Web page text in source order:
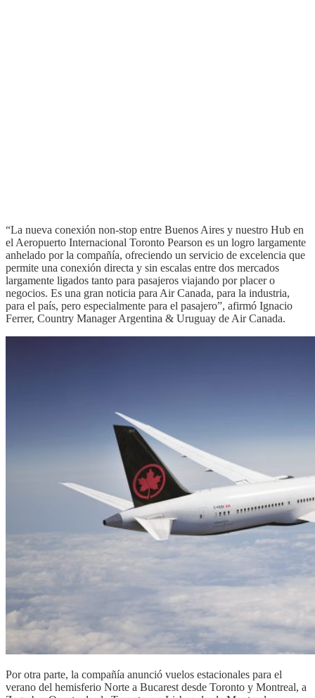
“La nueva conexión non-stop entre Buenos Aires y nuestro Hub en
el Aeropuerto Internacional Toronto Pearson es un logro largamente
anhelado por la compañía, ofreciendo un servicio de excelencia que
permite una conexión directa y sin escalas entre dos mercados
largamente ligados tanto para pasajeros viajando por placer o
negocios. Es una gran noticia para Air Canada, para la industria,
para el país, pero especialmente para el pasajero”, afirmó Ignacio
Ferrer, Country Manager Argentina & Uruguay de Air Canada.
Por otra parte, la compañía anunció vuelos estacionales para el
verano del hemisferio Norte a Bucarest desde Toronto y Montreal, a